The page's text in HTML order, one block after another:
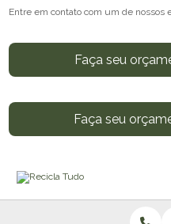
Entre em contato com um de nossos
Faça seu
Faça seu